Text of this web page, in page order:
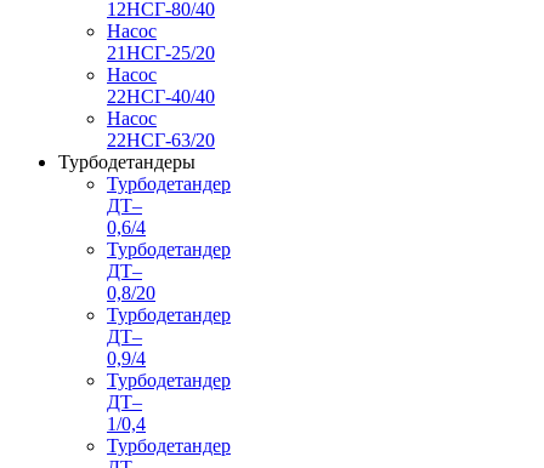
12НСГ-80/40
Насос
21НСГ-25/20
Насос
22НСГ-40/40
Насос
22НСГ-63/20
Турбодетандеры
Турбодетандер
ДТ–
0,6/4
Турбодетандер
ДТ–
0,8/20
Турбодетандер
ДТ–
0,9/4
Турбодетандер
ДТ–
1/0,4
Турбодетандер